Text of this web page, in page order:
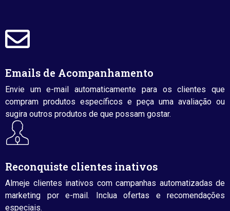
Emails de Acompanhamento
Envie um e-mail automaticamente para os clientes que
compram produtos específicos e peça uma avaliação ou
sugira outros produtos de que possam gostar.
Reconquiste clientes inativos
Almeje clientes inativos com campanhas automatizadas de
marketing por e-mail. Inclua ofertas e recomendações
especiais.